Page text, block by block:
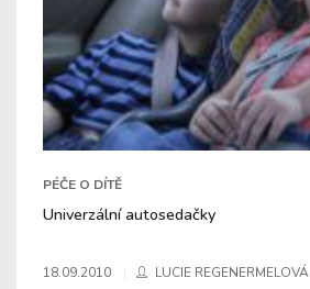
PÉČE O DÍTĚ
Univerzální autosedačky
18.09.2010 LUCIE REGENERMELOVÁ